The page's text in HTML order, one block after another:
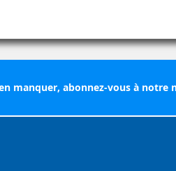
manquer, abonnez-vous à notre